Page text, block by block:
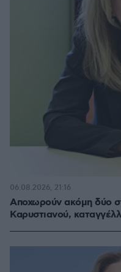
Αποχωρούν ακόμη δύο
Καρυστιανού,
06.08.2026, 21:16